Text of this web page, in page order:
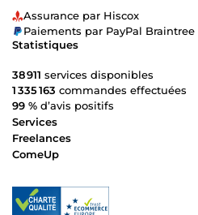
Assurance par Hiscox
Paiements par PayPal Braintree
Statistiques
38 911 services disponibles
1 335 163 commandes effectuées
99 % d’avis positifs
Services
Freelances
ComeUp